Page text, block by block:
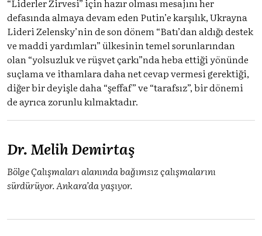
defasında almaya devam eden Putin’e karşılık, Ukrayna
Lideri Zelensky’nin de son dönem “Batı’dan aldığı destek
ve maddi yardımları” ülkesinin temel sorunlarından
olan “yolsuzluk ve rüşvet çarkı”nda heba ettiği yönünde
suçlama ve ithamlara daha net cevap vermesi gerektiği,
diğer bir deyişle daha “şeffaf” ve “tarafsız”, bir dönemi
de ayrıca zorunlu kılmaktadır.
Dr. Melih Demirtaş
Bölge Çalışmaları alanında bağımsız çalışmalarını
sürdürüyor. Ankara’da yaşıyor.